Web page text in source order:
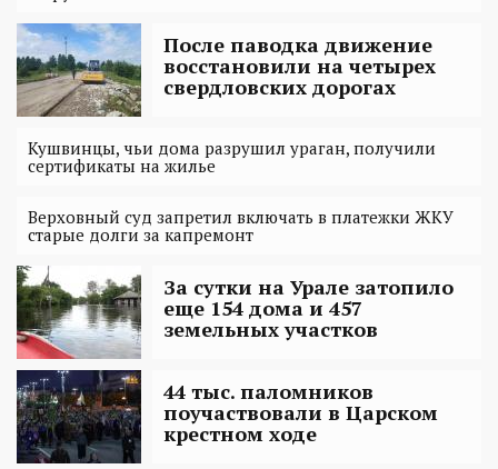
После паводка движение
восстановили на четырех
свердловских дорогах
Кушвинцы, чьи дома разрушил ураган, получили
сертификаты на жилье
Верховный суд запретил включать в платежки ЖКУ
старые долги за капремонт
За сутки на Урале затопило
еще 154 дома и 457
земельных участков
44 тыс. паломников
поучаствовали в Царском
крестном ходе